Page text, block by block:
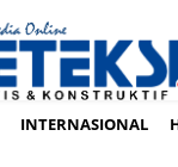
INTERNASIONAL